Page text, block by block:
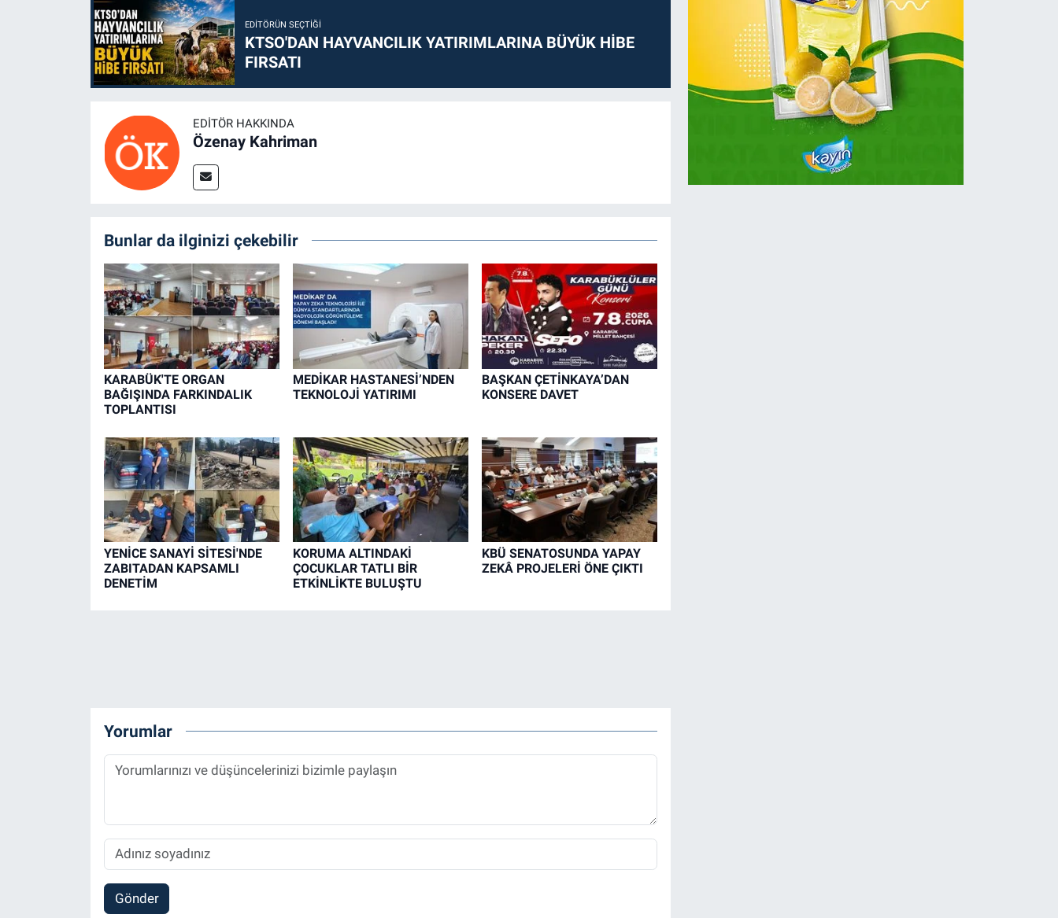
EDITÖRÜN SEÇTIĞI
KTSO'DAN HAYVANCILIK YATIRIMLARINA BÜYÜK HİBE
FIRSATI
EDITÖR HAKKINDA
Özenay Kahriman
Bunlar da ilginizi çekebilir
KARABÜK'TE ORGAN
BAĞIŞINDA FARKINDALIK
TOPLANTISI
MEDİKAR HASTANESİ’NDEN
TEKNOLOJİ YATIRIMI
BAŞKAN ÇETİNKAYA’DAN
KONSERE DAVET
YENİCE SANAYİ SİTESİ'NDE
ZABITADAN KAPSAMLI
DENETİM
KORUMA ALTINDAKİ
ÇOCUKLAR TATLI BİR
ETKİNLİKTE BULUŞTU
KBÜ SENATOSUNDA YAPAY
ZEKÂ PROJELERİ ÖNE ÇIKTI
Yorumlar
Gönder